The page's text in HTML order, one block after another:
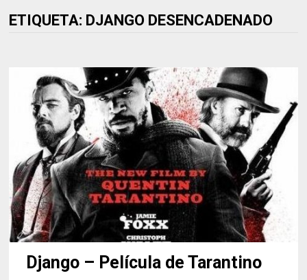
ETIQUETA: DJANGO DESENCADENADO
Django – Película de Tarantino